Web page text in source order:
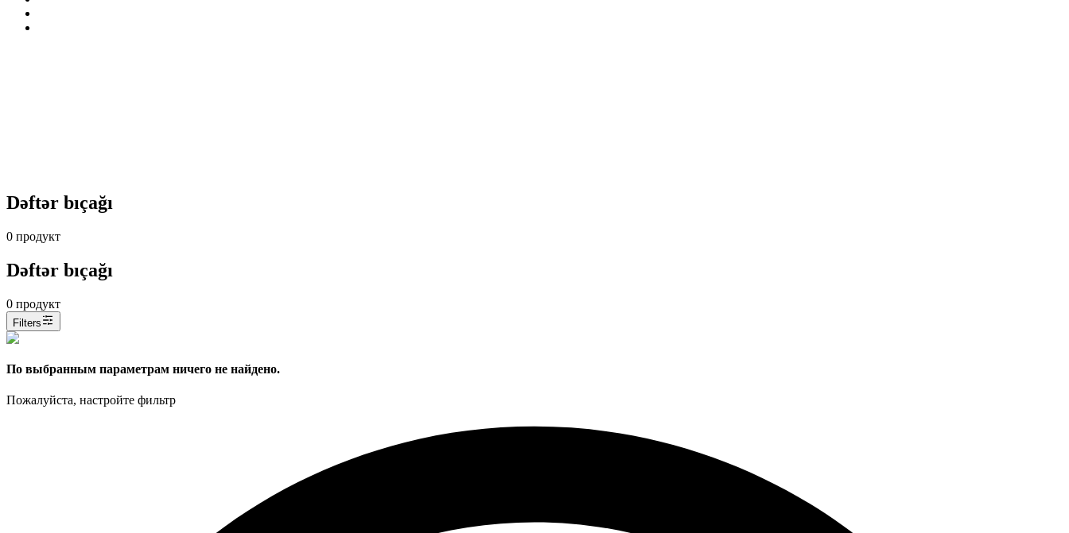
Dəftər bıçağı
0 продукт
Dəftər bıçağı
0 продукт
Filters
По выбранным параметрам ничего не найдено.
Пожалуйста, настройте фильтр